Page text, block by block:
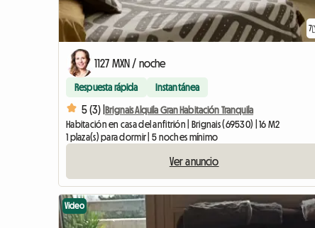
7
1127 MXN / noche
Respuesta rápida Instantánea
5 (3) |Brignais Alquila Gran Habitación Tranquila
Habitación en casa del anfitrión | Brignais (69530) | 16 M2
1 plaza(s) para dormir | 5 noches mínimo
Ver anuncio
Video